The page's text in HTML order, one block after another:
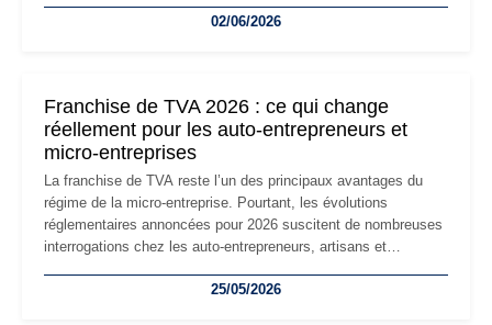
les auto-entrepreneurs devront s'adapter à un environnement
02/06/2026
Franchise de TVA 2026 : ce qui change
réellement pour les auto-entrepreneurs et
micro-entreprises
La franchise de TVA reste l’un des principaux avantages du
régime de la micro-entreprise. Pourtant, les évolutions
réglementaires annoncées pour 2026 suscitent de nombreuses
interrogations chez les auto-entrepreneurs, artisans et
facturation ou risque de bascule vers la TVA : les règles
25/05/2026